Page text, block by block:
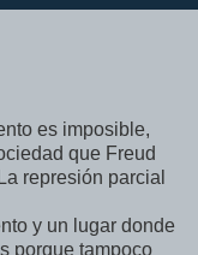
es imposible,
que Freud
represión parcial
y un lugar donde
porque tampoco